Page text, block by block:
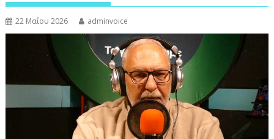
22 Μαΐου 2026 adminvoice